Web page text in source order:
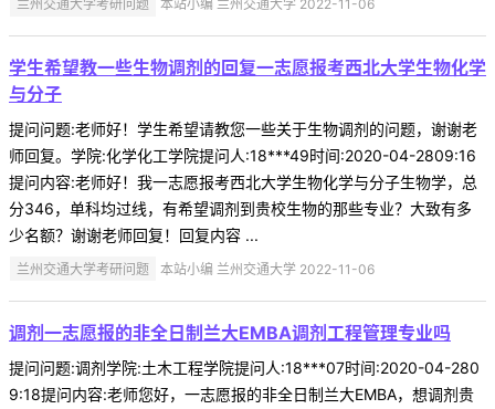
兰州交通大学考研问题 本站小编 兰州交通大学 2022-11-06
学生希望教一些生物调剂的回复一志愿报考西北大学生物化学
与分子
提问问题:老师好！学生希望请教您一些关于生物调剂的问题，谢谢老
师回复。学院:化学化工学院提问人:18***49时间:2020-04-2809:16
提问内容:老师好！我一志愿报考西北大学生物化学与分子生物学，总
分346，单科均过线，有希望调剂到贵校生物的那些专业？大致有多
少名额？谢谢老师回复！回复内容 ...
兰州交通大学考研问题 本站小编 兰州交通大学 2022-11-06
调剂一志愿报的非全日制兰大EMBA调剂工程管理专业吗
提问问题:调剂学院:土木工程学院提问人:18***07时间:2020-04-280
9:18提问内容:老师您好，一志愿报的非全日制兰大EMBA，想调剂贵